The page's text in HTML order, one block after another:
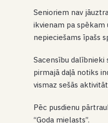
Senioriem nav
ikvienam pa spēkam
nepieciešams īpašs
Sacensību dalībnieki
pirmajā daļā notiks
vismaz sešās
Pēc pusdienu
“Goda mielasts”.